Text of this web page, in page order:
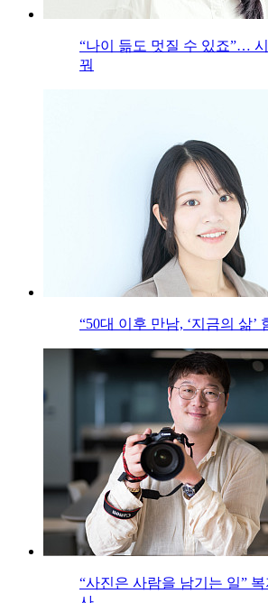
“나이 듦도 멋질 수 있죠”…
꿔
“50대 이후 만남, ‘지금의 삶’
“사진은 사람을 남기는 일”